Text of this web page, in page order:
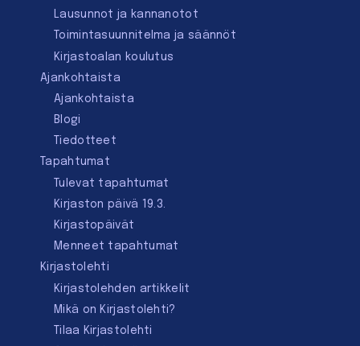
Lausunnot ja kannanotot
Toimintasuunnitelma ja säännöt
Kirjastoalan koulutus
Ajankohtaista
Ajankohtaista
Blogi
Tiedotteet
Tapahtumat
Tulevat tapahtumat
Kirjaston päivä 19.3.
Kirjastopäivät
Menneet tapahtumat
Kirjastolehti
Kirjastolehden artikkelit
Mikä on Kirjastolehti?
Tilaa Kirjastolehti